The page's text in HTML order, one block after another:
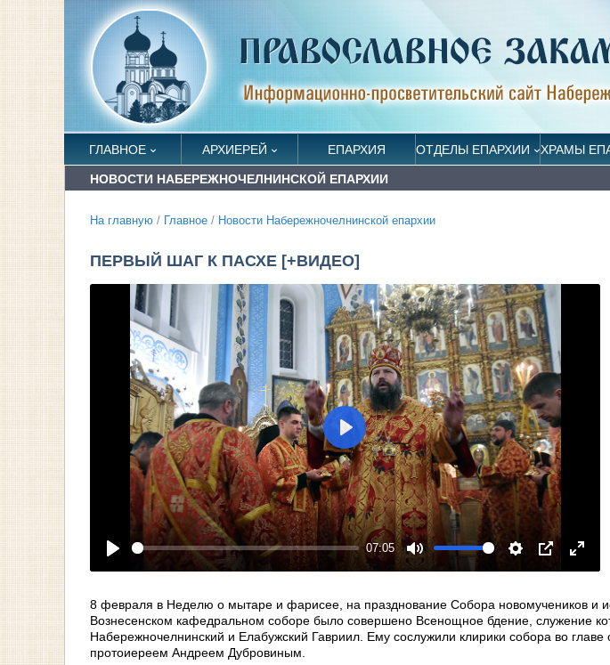
ГЛАВНОЕ АРХИЕРЕЙ ЕПАРХИЯ ОТДЕЛЫ ЕПАРХИИ ХРАМЫ
НОВОСТИ НАБЕРЕЖНОЧЕЛНИНСКОЙ ЕПАРХИИ
На главную / Главное / Новости Набережночелнинской епархии
ПЕРВЫЙ ШАГ К ПАСХЕ [+ВИДЕО]
07:05
Mute
Play
8 февраля в Неделю о мытаре и фарисее, на празднование Собора новомучеников и
Вознесенском кафедральном соборе было совершено Всенощное бдение, служение
Набережночелнинский и Елабужский Гавриил. Ему сослужили клирики собора во главе
протоиереем Андреем Дубровиным.